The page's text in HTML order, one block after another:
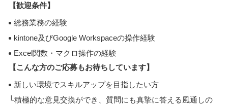
【歓迎条件】
総務業務の経験
kintone及びGoogle Workspaceの操作経験
Excel関数・マクロ操作の経験
【こんな方のご応募もお待ちしています】
新しい環境でスキルアップを目指したい方
└積極的な意見交換ができ、質問にも真摯に答える風通しの